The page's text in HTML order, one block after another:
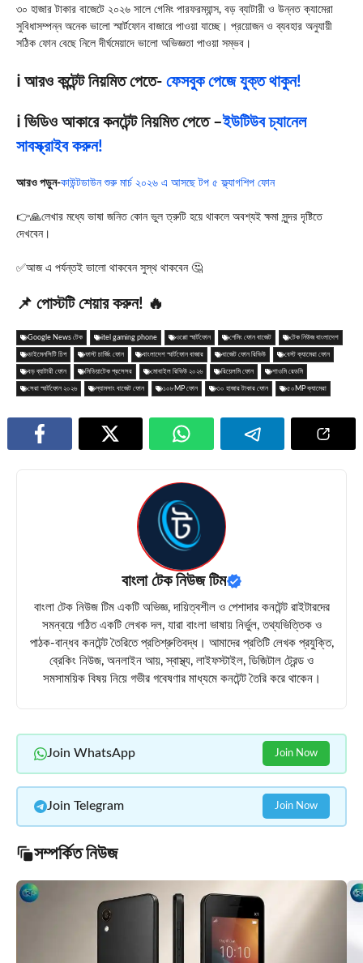
৩০ হাজার টাকার বাজেটে ২০২৬ সালে গেমিং পারফরম্যান্স, বড় ব্যাটারী ও উন্নত ক্যামেরা
সুবিধাসম্পন্ন অনেক ভালো স্মার্টফোন বাজারে পাওয়া যাচ্ছে। প্রয়োজন ও ব্যবহার অনুযায়ী
সঠিক ফোন বেছে নিলে দীর্ঘমেয়াদে ভালো অভিজ্ঞতা পাওয়া সম্ভব।
ℹ️ আরও কন্টেন্ট নিয়মিত পেতে- ফেসবুক পেজে যুক্ত থাকুন!
ℹ️ ভিডিও আকারে কনটেন্ট নিয়মিত পেতে –ইউটিউব চ্যানেল
সাবস্ক্রাইব করুন!
আরও পড়ুন-কাউন্টডাউন শুরু মার্চ ২০২৬ এ আসছে টপ ৫ ফ্ল্যাগশিপ ফোন
👉🙏লেখার মধ্যে ভাষা জনিত কোন ভুল ত্রুটি হয়ে থাকলে অবশ্যই ক্ষমা সুন্দর দৃষ্টিতে
দেখবেন।
✅আজ এ পর্যন্তই ভালো থাকবেন সুস্থ থাকবেন 🤔
📌 পোস্টটি শেয়ার করুন! 🔥
Google News টেক itel gaming phone ওপ্পো স্মার্টফোন গেমিং ফোন বাজেট টেক নিউজ বাংলাদেশ
ডাইমেনসিটি চিপ ফাস্ট চার্জিং ফোন বাংলাদেশ স্মার্টফোন বাজার বাজেট ফোন রিভিউ বেস্ট ক্যামেরা ফোন
বড় ব্যাটারী ফোন মিডিয়াটেক প্রসেসর মোবাইল রিভিউ ২০২৬ রিয়েলমি ফোন শাওমি রেডমি
সেরা স্মার্টফোন ২০২৬ স্যামসাং বাজেট ফোন ১০৮MP ফোন ৩০ হাজার টাকার ফোন ৫০MP ক্যামেরা
বাংলা টেক নিউজ টিম
বাংলা টেক নিউজ টিম একটি অভিজ্ঞ, দায়িত্বশীল ও পেশাদার কনটেন্ট রাইটারদের
সমন্বয়ে গঠিত একটি লেখক দল, যারা বাংলা ভাষায় নির্ভুল, তথ্যভিত্তিক ও
পাঠক-বান্ধব কনটেন্ট তৈরিতে প্রতিশ্রুতিবদ্ধ। আমাদের প্রতিটি লেখক প্রযুক্তি,
ব্রেকিং নিউজ, অনলাইন আয়, স্বাস্থ্য, লাইফস্টাইল, ডিজিটাল ট্রেন্ড ও
সমসাময়িক বিষয় নিয়ে গভীর গবেষণার মাধ্যমে কনটেন্ট তৈরি করে থাকেন।
Join WhatsApp Join Now
Join Telegram Join Now
সম্পর্কিত নিউজ